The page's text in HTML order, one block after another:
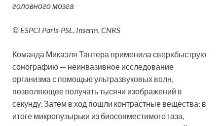
головного мозга
© ESPCI Paris-PSL, Inserm, CNRS
Команда Микаэля Тантера применила сверхбыструю
сонографию — неинвазивное исследование
организма с помощью ультразвуковых волн,
позволяющее получать тысячи изображений в
секунду. Затем в ход пошли контрастные вещества: в
итоге микропузырьки из биосовместимого газа,